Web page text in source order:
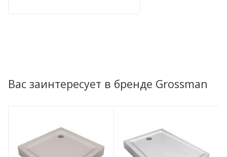
Вас заинтересует в бренде Grossman